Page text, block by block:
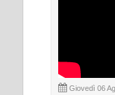
Giovedì 06